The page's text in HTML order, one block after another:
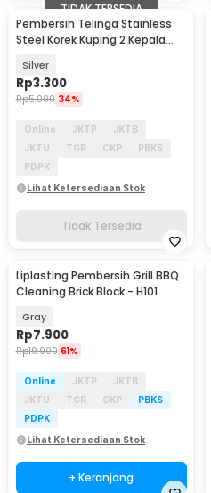
TIDAK TERSEDIA
Pembersih Telinga Stainless
Steel Korek Kuping 2 Kepala
Silver
Rp3.300
Rp5.000 34%
Online JKTP
JKTB
JKTU
TGR CKP
PBKS
PDPK
Lihat Ketersediaan Stok
Tidak Tersedia
Liplasting Pembersih Grill BBQ
Cleaning Brick Block - H101
Gray
Rp7.900
Rp19.900 61%
Online JKTP
JKTB
JKTU
TGR CKP
PBKS
PDPK
Lihat Ketersediaan Stok
+ Keranjang